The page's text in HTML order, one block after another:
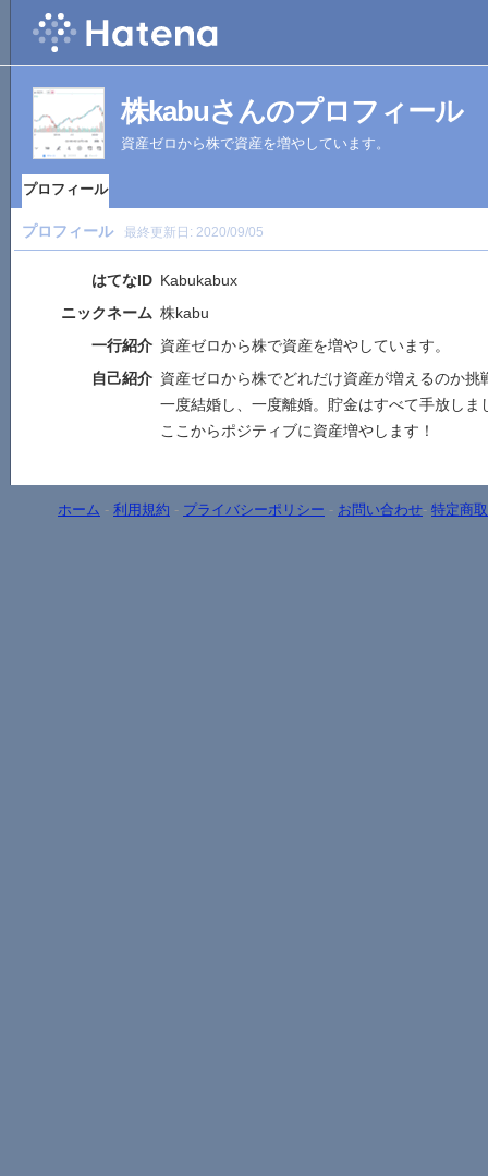
株kabuさんのプロフィール
資産ゼロから株で資産を増やしています。
プロフィール
プロフィール 最終更新日: 2020/09/05
はてなID Kabukabux
ニックネーム 株kabu
一行紹介 資産ゼロから株で資産を増やしています。
自己紹介 資産ゼロから株でどれだけ資産が増えるのか挑
一度結婚し、一度離婚。貯金はすべて手放しま
ここからポジティブに資産増やします！
ホーム - 利用規約 - プライバシーポリシー - お問い合わせ- 特定商